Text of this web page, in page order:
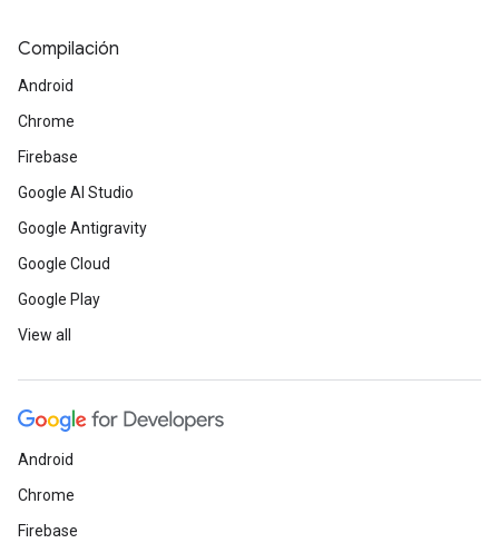
Compilación
Android
Chrome
Firebase
Google AI Studio
Google Antigravity
Google Cloud
Google Play
View all
Android
Chrome
Firebase